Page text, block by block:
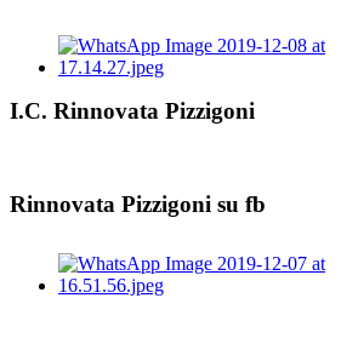
I.C. Rinnovata Pizzigoni
Rinnovata Pizzigoni su fb